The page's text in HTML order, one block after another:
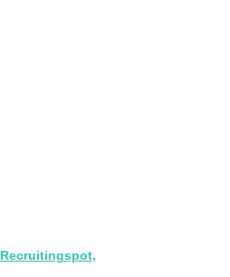
Recruitingspot,